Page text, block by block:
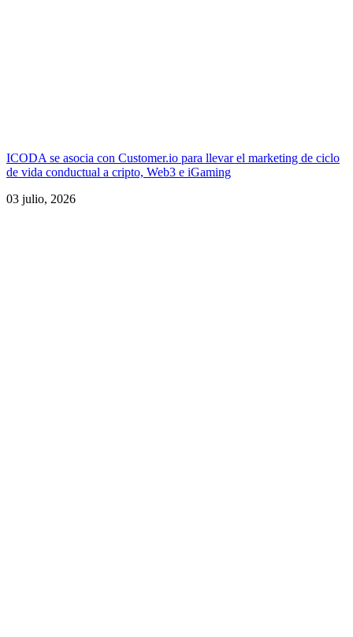
ICODA se asocia con Customer.io para llevar el marketing de ciclo
de vida conductual a cripto, Web3 e iGaming
03 julio, 2026